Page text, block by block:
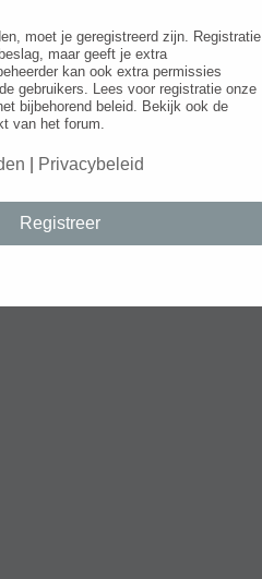
moet je geregistreerd zijn. Registratie
maar geeft je extra
kan ook extra permissies
gebruikers. Lees voor registratie onze
bijbehorend beleid. Bekijk ook de
van het forum.
Privacybeleid
Registreer